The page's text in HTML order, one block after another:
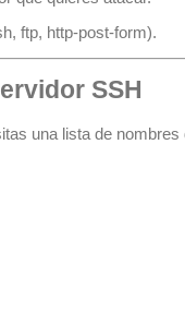
, ftp, http-post-form).
SSH
una lista de nombres